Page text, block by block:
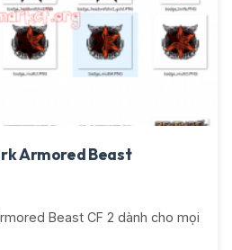
Armored Beast
Beast CF 2 dành cho mọi